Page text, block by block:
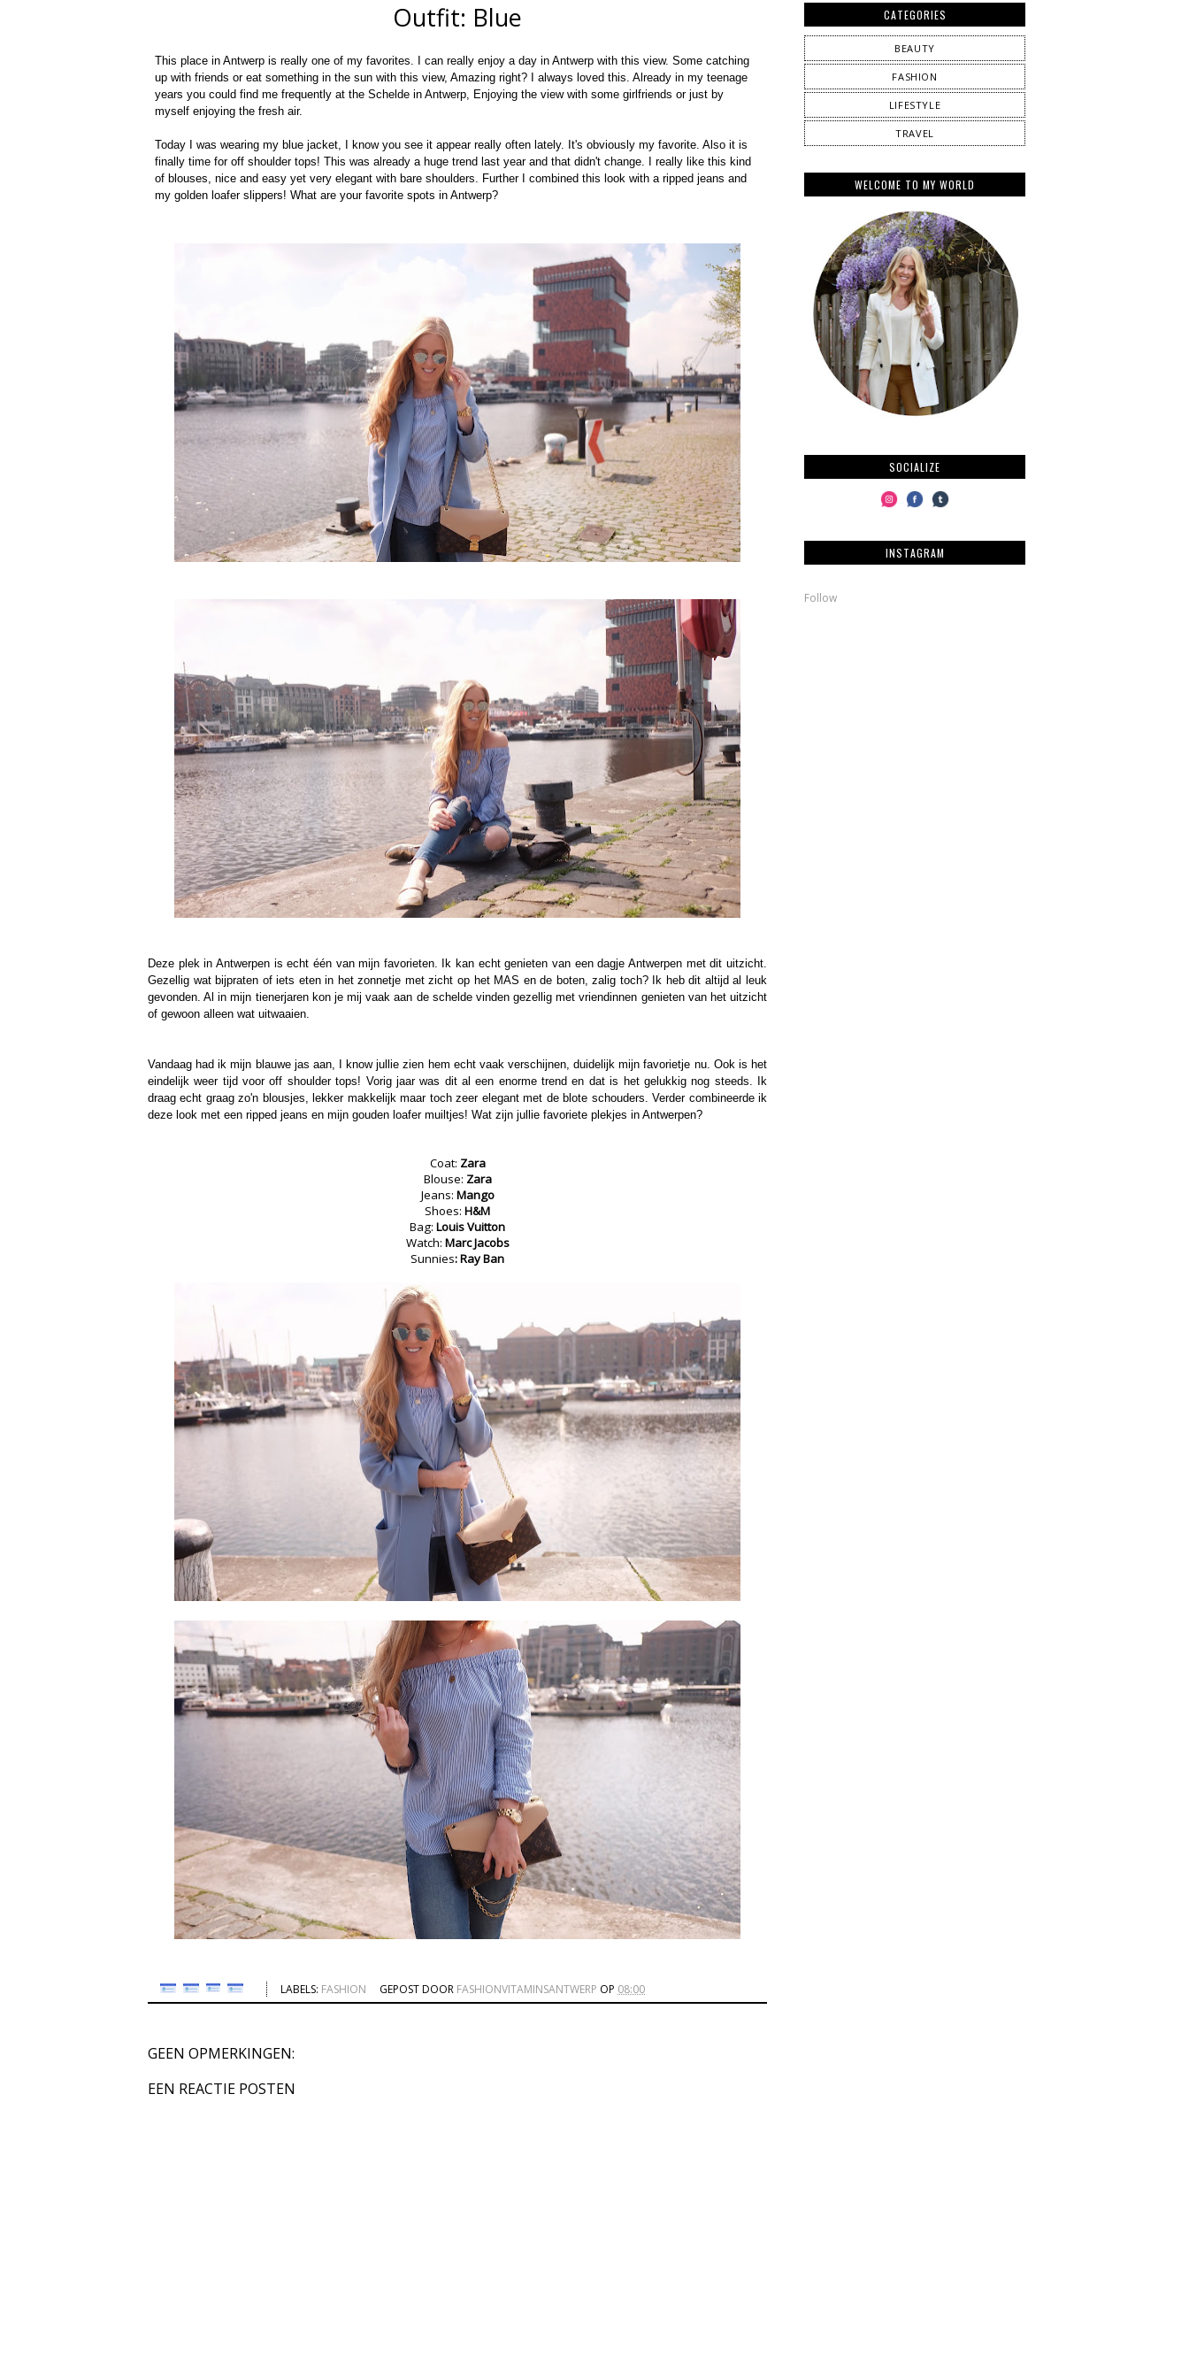
Outfit: Blue
This place in Antwerp is really one of my favorites. I can really enjoy a day in Antwerp with this view. Some catching
up with friends or eat something in the sun with this view, Amazing right? I always loved this. Already in my teenage
years you could find me frequently at the Schelde in Antwerp, Enjoying the view with some girlfriends or just by
myself enjoying the fresh air.
Today I was wearing my blue jacket, I know you see it appear really often lately. It's obviously my favorite. Also it is
finally time for off shoulder tops! This was already a huge trend last year and that didn't change. I really like this kind
of blouses, nice and easy yet very elegant with bare shoulders. Further I combined this look with a ripped jeans and
my golden loafer slippers! What are your favorite spots in Antwerp?
Deze plek in Antwerpen is echt één van mijn favorieten. Ik kan echt genieten van een dagje Antwerpen met dit uitzicht.
Gezellig wat bijpraten of iets eten in het zonnetje met zicht op het MAS en de boten, zalig toch? Ik heb dit altijd al leuk
gevonden. Al in mijn tienerjaren kon je mij vaak aan de schelde vinden gezellig met vriendinnen genieten van het uitzicht
of gewoon alleen wat uitwaaien.
Vandaag had ik mijn blauwe jas aan, I know jullie zien hem echt vaak verschijnen, duidelijk mijn favorietje nu. Ook is het
eindelijk weer tijd voor off shoulder tops! Vorig jaar was dit al een enorme trend en dat is het gelukkig nog steeds. Ik
draag echt graag zo'n blousjes, lekker makkelijk maar toch zeer elegant met de blote schouders. Verder combineerde ik
deze look met een ripped jeans en mijn gouden loafer muiltjes! Wat zijn jullie favoriete plekjes in Antwerpen?
Coat: Zara
Blouse: Zara
Jeans: Mango
Shoes: H&M
Bag: Louis Vuitton
Watch: Marc Jacobs
Sunnies: Ray Ban
LABELS: FASHION GEPOST DOOR FASHIONVITAMINSANTWERP OP 08:00
GEEN OPMERKINGEN:
EEN REACTIE POSTEN
CATEGORIES
BEAUTY
FASHION
LIFESTYLE
TRAVEL
WELCOME TO MY WORLD
SOCIALIZE
INSTAGRAM
Follow